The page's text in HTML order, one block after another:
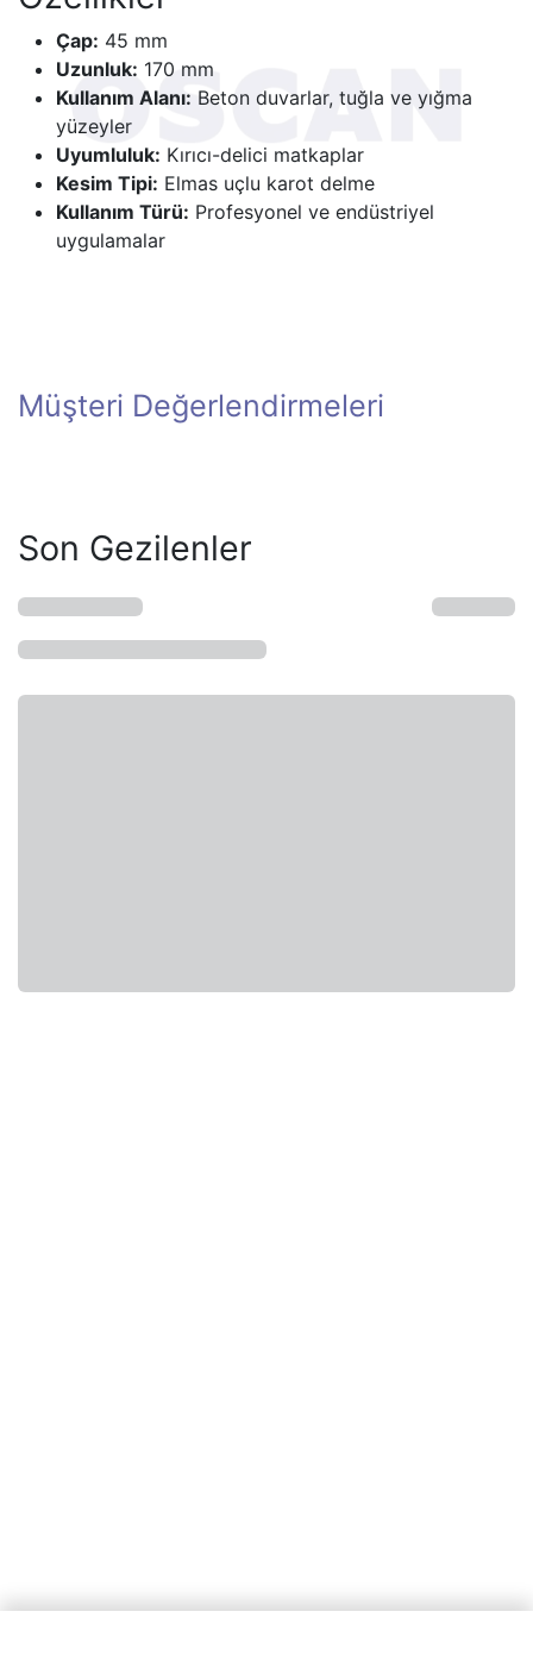
Çap: 45 mm
Uzunluk: 170 mm
Kullanım Alanı: Beton duvarlar, tuğla ve yığma
yüzeyler
Uyumluluk: Kırıcı-delici matkaplar
Kesim Tipi: Elmas uçlu karot delme
Kullanım Türü: Profesyonel ve endüstriyel
uygulamalar
Müşteri Değerlendirmeleri
Son Gezilenler